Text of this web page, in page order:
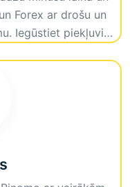
Forex ar drošu un
Iegūstiet piekļuvi